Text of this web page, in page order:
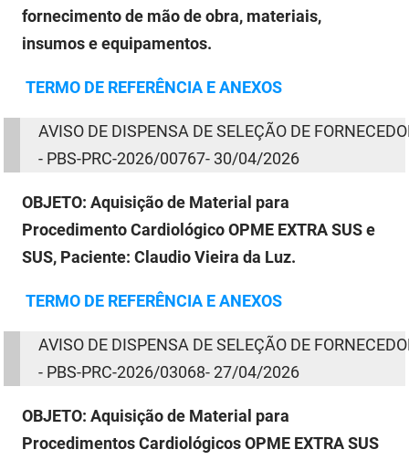
fornecimento de mão de obra, materiais,
insumos e equipamentos.
TERMO DE REFERÊNCIA E ANEXOS
AVISO DE DISPENSA DESELEÇÃO DE
- PBS-PRC-2026/00767- 30/04/2026
OBJETO: Aquisição de Material para
Procedimento Cardiológico OPME EXTRA SUS e
SUS, Paciente: Claudio Vieira da Luz.
TERMO DE REFERÊNCIA E ANEXOS
AVISO DE DISPENSA DESELEÇÃO DE
- PBS-PRC-2026/03068- 27/04/2026
OBJETO: Aquisição de Material para
Procedimentos Cardiológicos OPME EXTRA SUS